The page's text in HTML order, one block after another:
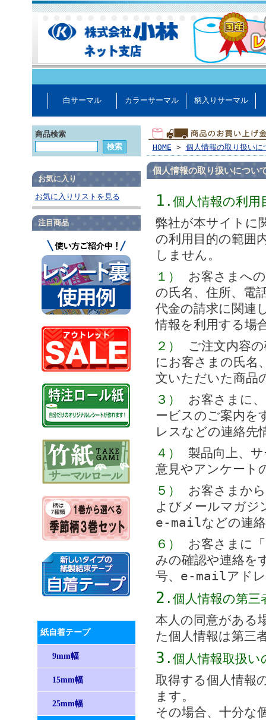
白サーマル カラーサーマル 柄入りサーマル
商品検索
お気に入り
お気に入りリストを見る
注目商品
紙自着テープ
9mm幅
15mm幅
25mm幅
HOME > 個人情報の取り扱いに
個人情報の取り扱いについ
1 .個人情報の利用
弊社が本サイトに
の利用目的の範囲
しません。
１）
お客さまへ
の氏名、住所、電
代金の請求に関連
情報を利用する場
２）
ご注文内容
にお客さまの氏
文いただいた商品
３）
お客さまに
ービスのご案内
レスなどの連絡先
４）
製品向上、
意見やアンケート
５） お客さまか
よびメールマガジ
e-mailなどの連絡
６）
お客さまに
みの確認や連絡を
号、e-mailアドレ
2 .個人情報の第三
本人の同意がある
た個人情報は第三
3 .個人情報取扱い
取得する個人情報
ます。
その場合、十分な